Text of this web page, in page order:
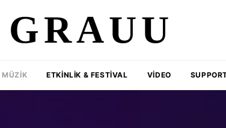
GRAUU
MÜZIK ETKINLIK & FESTIVAL VIDEO